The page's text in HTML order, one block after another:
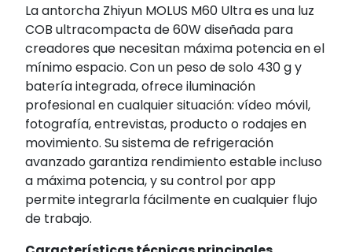
La antorcha Zhiyun MOLUS M60 Ultra es una luz
COB ultracompacta de 60W diseñada para
creadores que necesitan máxima potencia en el
mínimo espacio. Con un peso de solo 430 g y
batería integrada, ofrece iluminación
profesional en cualquier situación: vídeo móvil,
fotografía, entrevistas, producto o rodajes en
movimiento. Su sistema de refrigeración
avanzado garantiza rendimiento estable incluso
a máxima potencia, y su control por app
permite integrarla fácilmente en cualquier flujo
de trabajo.